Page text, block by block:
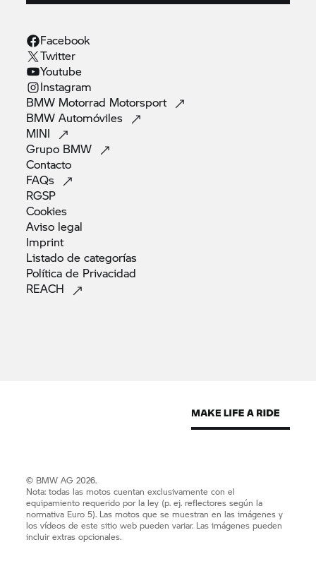
Facebook
Twitter
Youtube
Instagram
BMW Motorrad Motorsport
BMWAutomóviles
MINI
Grupo BMW
Contacto
FAQs
RGSP
Cookies
Aviso legal
Imprint
Listado decategorías
Política de Privacidad
REACH
© BMW AG 2026.
Nota: todas las motos cuentan exclusivamente con el
equipamiento requerido por la ley (p. ej. reflectores según la
normativa Euro 5). Las motos que se muestran en las imágenes y
los vídeos de este sitio web pueden variar. Las imágenes pueden
incluir extras opcionales.